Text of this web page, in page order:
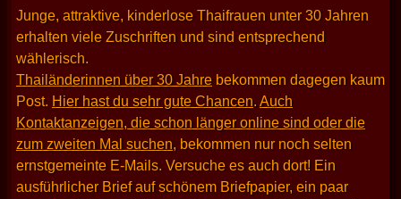
Junge, attraktive, kinderlose Thaifrauen unter 30 Jahren
erhalten viele Zuschriften und sind entsprechend
wählerisch.
Thailänderinnen über 30 Jahre bekommen dagegen kaum
Post. Hier hast du sehr gute Chancen. Auch
Kontaktanzeigen, die schon länger online sind oder die
zum zweiten Mal suchen, bekommen nur noch selten
ernstgemeinte E-Mails. Versuche es auch dort! Ein
ausführlicher Brief auf schönem Briefpapier, ein paar